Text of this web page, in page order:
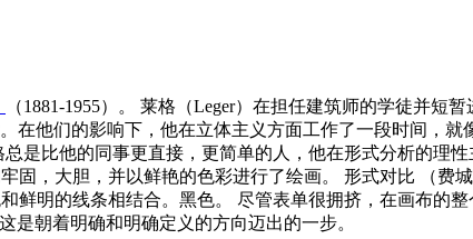
（1881-1955）。 莱格（Leger）在担任建筑师的学徒并短
在他们的影响下，他在立体主义方面工作了一段时间，就
是比他的同事更直接，更简单的人，他在形式分析的理
固，大胆，并以鲜艳的色彩进行了绘画。 形式对比 （费
鲜明的线条相结合。黑色。 尽管表单很拥挤，在画布的
是朝着明确和明确定义的方向迈出的一步。